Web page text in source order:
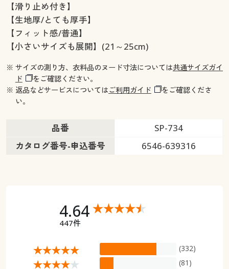
【滑り止め付き】
【生地厚/とても厚手】
【フィット感/普通】
【小さいサイズも展開】(21～25cm)
※ サイズの測り方、衣料品のヌード寸法については共通サイズガイ
ド
をご確認ください。
※ 返品などサービスについてはご利用ガイド
をご確認くださ
い。
品番
SP-734
カタログ番号-申込番号
6546-639316
4.64
447件
(332)
(81)